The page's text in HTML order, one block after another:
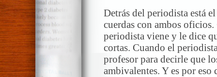
Detrás del periodista está
cuerdas con ambos
periodista viene y le dice
cortas. Cuando el
profesor para decirle que
ambivalentes. Y es por